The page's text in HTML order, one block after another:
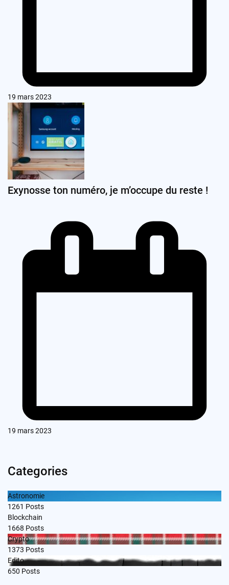
19 mars 2023
Exynosse ton numéro, je m’occupe du reste !
19 mars 2023
Categories
Astronomie
1261 Posts
Blockchain
1668 Posts
Crypto
1373 Posts
Edito
650 Posts